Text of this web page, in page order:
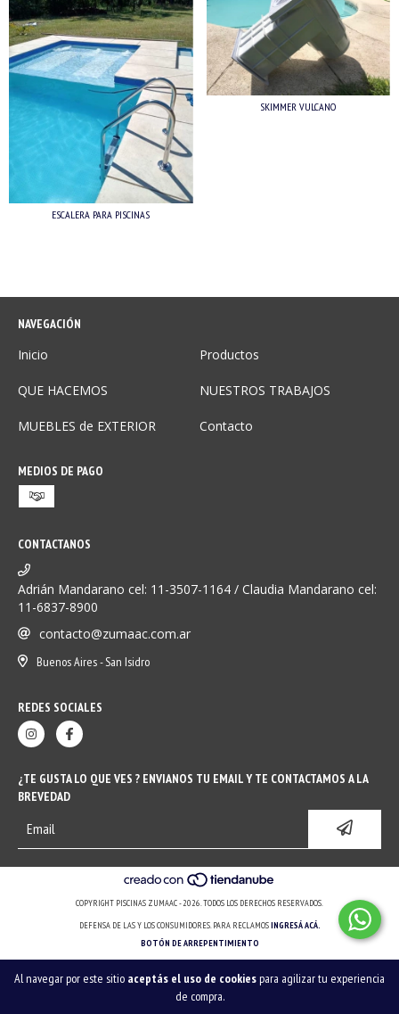
Al navegar por este sitio aceptás el uso de cookiespara agilizar tu experiencia
de compra.
ESCALERA PARA PISCINAS
SKIMMER VULCANO
NAVEGACIÓN
Inicio Productos
QUE HACEMOS NUESTROS TRABAJOS
MUEBLES de EXTERIOR Contacto
MEDIOS DE PAGO
CONTACTANOS
Adrián Mandarano cel: 11-3507-1164 / Claudia Mandarano cel:
11-6837-8900
contacto@zumaac.com.ar
Buenos Aires - San Isidro
REDES SOCIALES
¿TE GUSTA LO QUE VES ? ENVIANOS TU EMAIL Y TE CONTACTAMOS A LA
BREVEDAD
COPYRIGHT PISCINAS ZUMAAC - 2026. TODOS LOS DERECHOS RESERVADOS.
DEFENSA DE LAS Y LOS CONSUMIDORES. PARA RECLAMOSINGRESÁ ACÁ.
BOTÓN DE ARREPENTIMIENTO